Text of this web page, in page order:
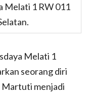
Melati 1 RW 011
Melati 1
seorang diri
Martuti menjadi